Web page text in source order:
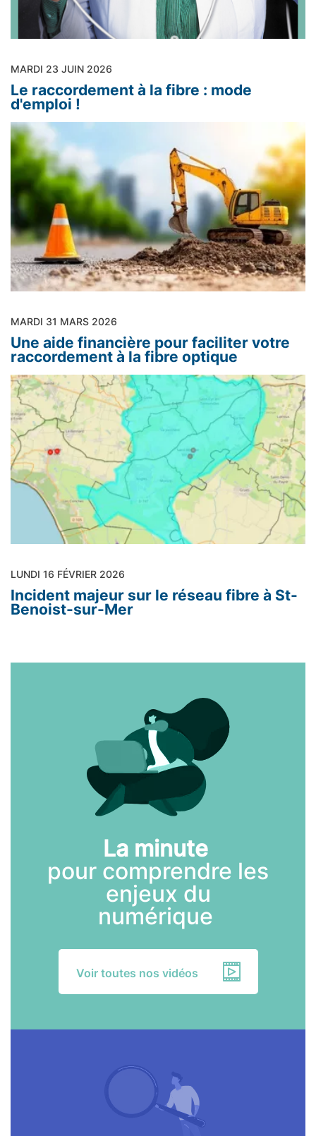
MARDI 23 JUIN 2026
Le raccordement à la fibre : mode
d'emploi !
MARDI 31 MARS 2026
Une aide financière pour faciliter votre
raccordement à la fibre optique
LUNDI 16 FÉVRIER 2026
Incident majeur sur le réseau fibre à St-
Benoist-sur-Mer
La minute
pour comprendre les
enjeux du
numérique
Voir toutes nos vidéos